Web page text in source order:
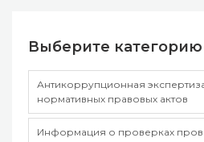
Выберите категорию
Антикоррупционная
нормативных правовых актов
Информация о проверках